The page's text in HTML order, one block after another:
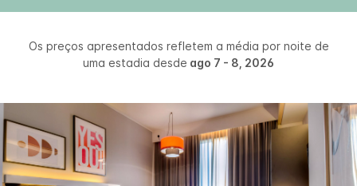
Os preços apresentados refletem a média por noite de
uma estadia desde ago 7 - 8, 2026